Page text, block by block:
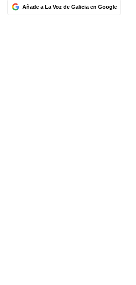
Añade a La Voz de Galicia en Google